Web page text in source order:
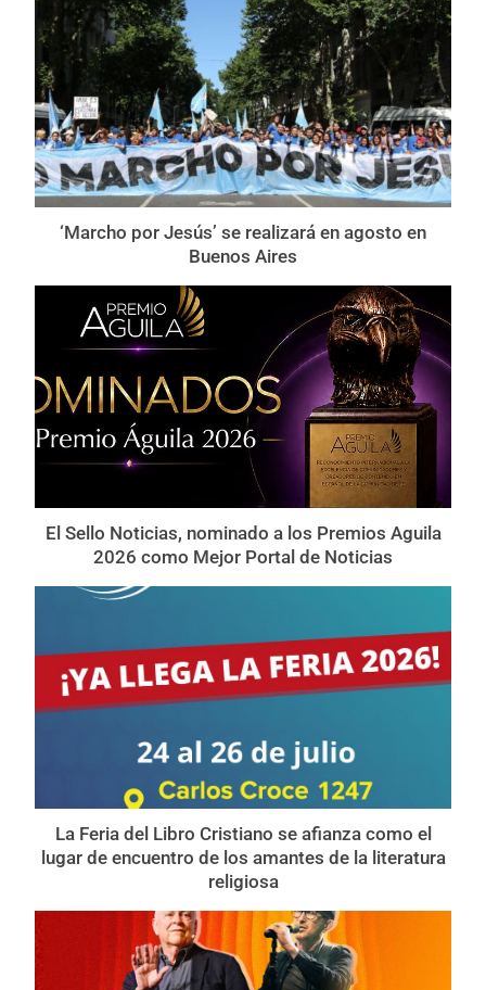
‘Marcho por Jesús’ se realizará en agosto en
Buenos Aires
El Sello Noticias, nominado a los Premios Aguila
2026 como Mejor Portal de Noticias
La Feria del Libro Cristiano se afianza como el
lugar de encuentro de los amantes de la literatura
religiosa